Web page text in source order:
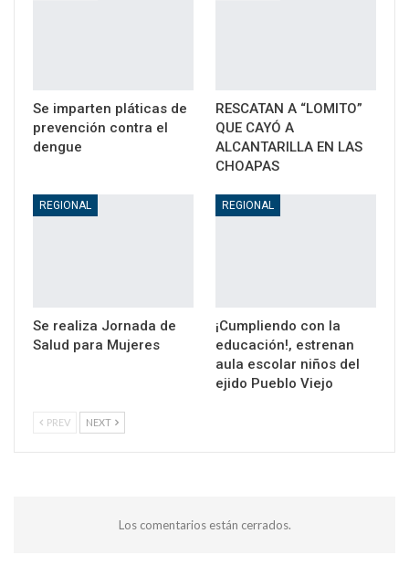
Se imparten pláticas de
prevención contra el
dengue
RESCATAN A “LOMITO”
QUE CAYÓ A
ALCANTARILLA EN LAS
CHOAPAS
REGIONAL
Se realiza Jornada de
Salud para Mujeres
REGIONAL
¡Cumpliendo con la
educación!, estrenan
aula escolar niños del
ejido Pueblo Viejo
PREV NEXT
Los comentarios están cerrados.